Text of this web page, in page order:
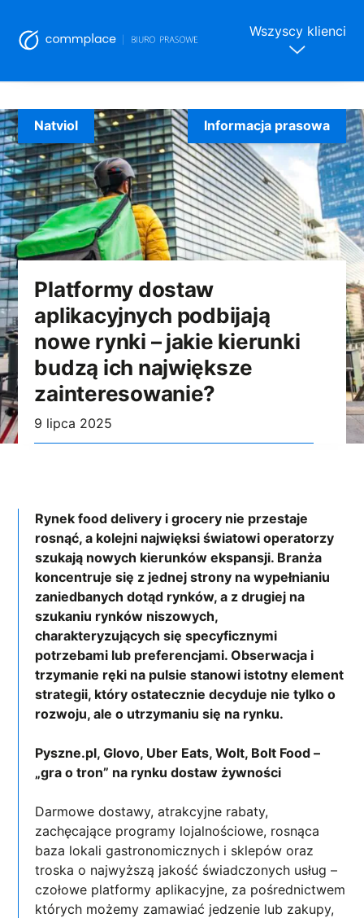
to
content
Wszyscy klienci
Platformy dostaw
aplikacyjnych podbijają
nowe rynki – jakie kierunki
budzą ich największe
zainteresowanie?
9 lipca 2025
Natviol Informacja prasowa
Rynek food delivery i grocery nie przestaje
rosnąć, a kolejni najwięksi światowi operatorzy
szukają nowych kierunków ekspansji. Branża
koncentruje się z jednej strony na wypełnianiu
zaniedbanych dotąd rynków, a z drugiej na
szukaniu rynków niszowych,
charakteryzujących się specyficznymi
potrzebami lub preferencjami. Obserwacja i
trzymanie ręki na pulsie stanowi istotny element
strategii, który ostatecznie decyduje nie tylko o
rozwoju, ale o utrzymaniu się na rynku.
Pyszne.pl, Glovo, Uber Eats, Wolt, Bolt Food –
„gra o tron” na rynku dostaw żywności
Darmowe dostawy, atrakcyjne rabaty,
zachęcające programy lojalnościowe, rosnąca
baza lokali gastronomicznych i sklepów oraz
troska o najwyższą jakość świadczonych usług –
czołowe platformy aplikacyjne, za pośrednictwem
których możemy zamawiać jedzenie lub zakupy,